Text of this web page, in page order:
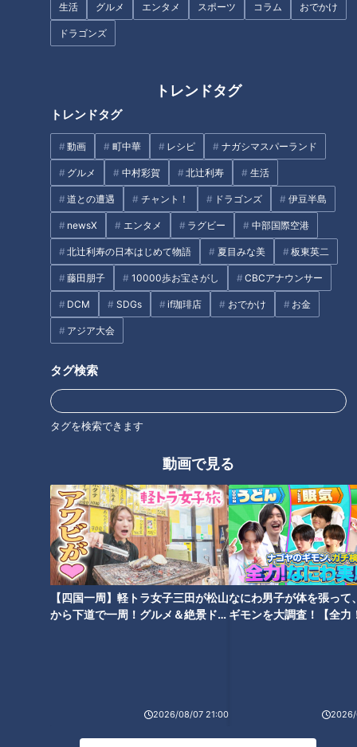
生活 グルメ エンタメ スポーツ コラム おでかけ
ドラゴンズ
トレンドタグ
トレンドタグ
動画 町中華 レシピ ナガシマスパーランド
グルメ 中村彩賀 北辻利寿 生活
道との遭遇 チャント！ ドラゴンズ 伊豆半島
newsX エンタメ ラグビー 中部国際空港
北辻利寿の日本はじめて物語 夏目みな美 板東英二
藤田朋子 10000歩お宝さがし CBCアナウンサー
DCM SDGs if珈琲店 おでかけ お金
アジア大会
タグ検索
タグを検索できます
動画で見る
【四国一周】軽トラ女子三田が松山
から下道で一周！グルメ＆絶景ドラ
2026/08/07 21:00
なにわ男子が体を張って
ギモンを大調査！【全力
2026/
「股関節痛」放置すると最悪“寝
節」の痛み・違和感を予防・改
善する方法
「すごい痩せましたね！」…世
ットのスペシャリストに学ぶ
「無理なくやせる方法」
健康 坂下千里子 石丸幹二
オススメ関連コンテンツ
たった10秒で劇的変化！本当に
世界一楽なスクワット！？ダイ
エットのスペシャリストに学ぶ
「無理なくやせる方法」
ポキっと鳴ったら要注意！ひざ
寿命を延ばす方法